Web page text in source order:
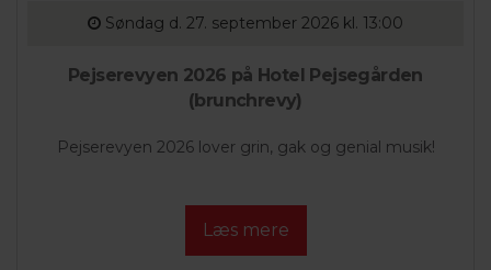
Søndag d. 27. september 2026 kl. 13:00
Pejserevyen 2026 på Hotel Pejsegården
(brunchrevy)
Pejserevyen 2026 lover grin, gak og genial musik!
Læs mere